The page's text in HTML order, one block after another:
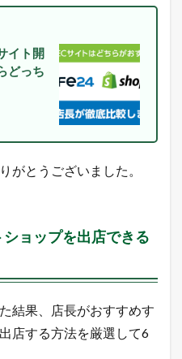
イト開
どっち
がとうございました。
ョップを出店できる
結果、店長がおすすめす
店する方法を厳選して6